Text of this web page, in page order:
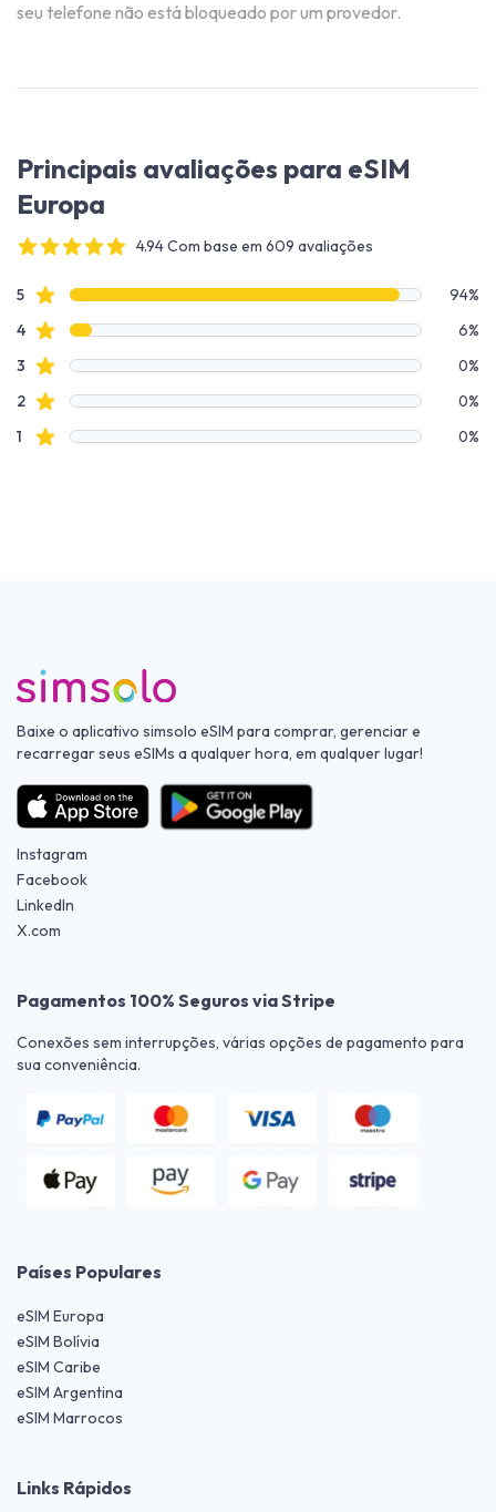
seu telefone não está bloqueado por um provedor.
Principais avaliações para eSIM
Europa
4.94 Com base em 609 avaliações
Dados de avaliação
5avaliações de estrelas
94%
4avaliações de estrelas
6%
3 avaliações de estrelas
0%
2avaliações de estrelas
0%
1 avaliações de estrelas 0%
Baixe o aplicativo simsolo eSIM para comprar, gerenciar e
recarregar seus eSIMs a qualquer hora, em qualquer lugar!
Instagram
Facebook
LinkedIn
X.com
Pagamentos 100% Seguros via Stripe
Conexões sem interrupções, várias opções de pagamento para
sua conveniência.
Países Populares
eSIM Europa
eSIM Bolívia
eSIM Caribe
eSIM Argentina
eSIM Marrocos
Links Rápidos